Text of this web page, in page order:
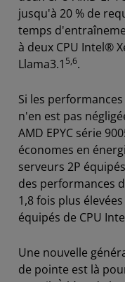
jusqu'à 20 % de
temps
à deux CPU Intel®
Llama3.1 5,6.
Si les
n'en est pas
AMD EPYC série
économes en
serveurs 2P
des performances
1,8 fois plus
équipés de CPU
Une nouvelle
de pointe est là